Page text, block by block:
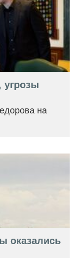
угрозы
на
оказались